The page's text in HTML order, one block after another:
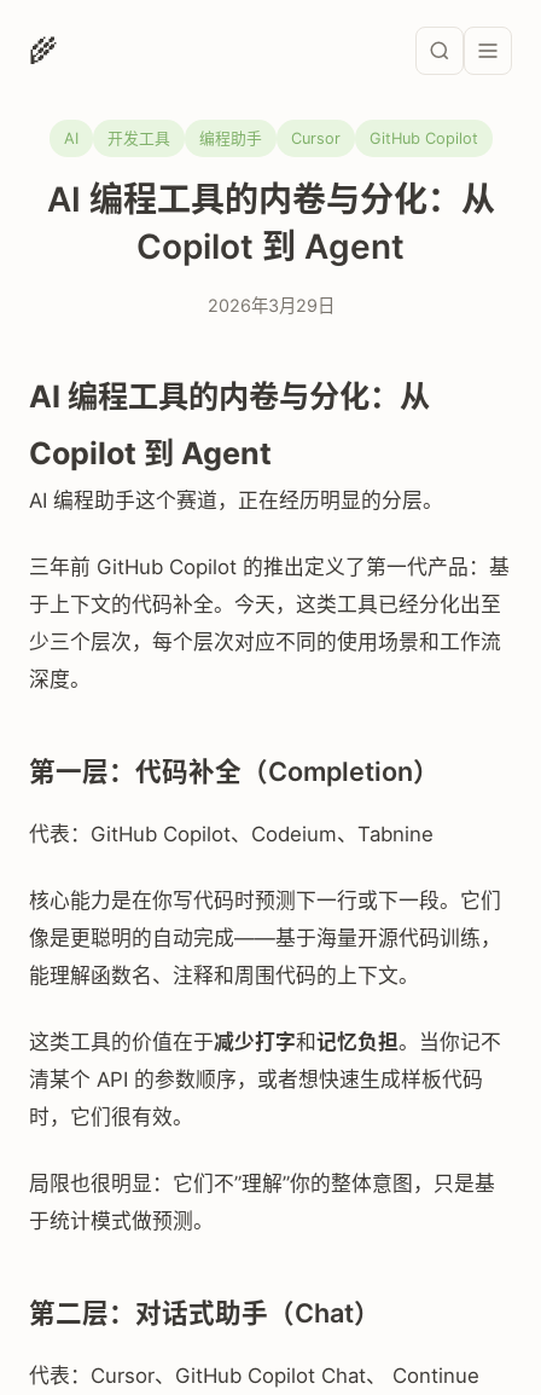
🌾
AI 开发工具 编程助手 Cursor GitHub Copilot
AI 编程工具的内卷与分化：从
Copilot 到 Agent
2026年3月29日
AI 编程工具的内卷与分化：从
Copilot 到 Agent
AI 编程助手这个赛道，正在经历明显的分层。
三年前 GitHub Copilot 的推出定义了第一代产品：基
于上下文的代码补全。今天，这类工具已经分化出至
少三个层次，每个层次对应不同的使用场景和工作流
深度。
第一层：代码补全（Completion）
代表：GitHub Copilot、Codeium、Tabnine
核心能力是在你写代码时预测下一行或下一段。它们
像是更聪明的自动完成——基于海量开源代码训练，
能理解函数名、注释和周围代码的上下文。
这类工具的价值在于减少打字和记忆负担。当你记不
清某个 API 的参数顺序，或者想快速生成样板代码
时，它们很有效。
局限也很明显：它们不”理解”你的整体意图，只是基
于统计模式做预测。
第二层：对话式助手（Chat）
代表：Cursor、GitHub Copilot Chat、 Continue